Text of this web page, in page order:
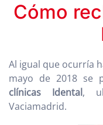
Cómo
Al igual que ocurría
mayo de 2018 se
clínicas Idental,
Vaciamadrid.